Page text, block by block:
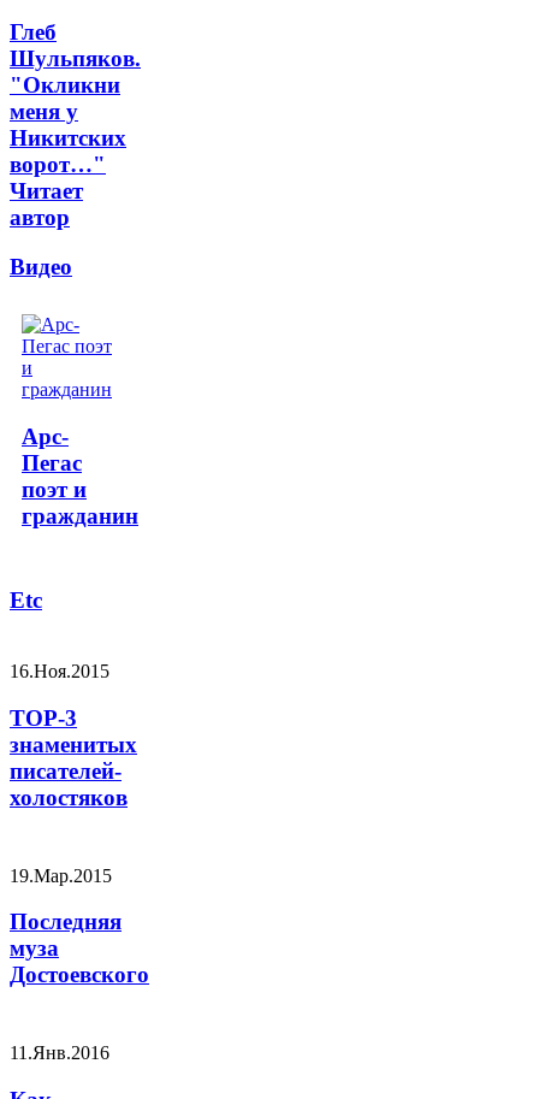
Глеб
Шульпяков.
"Окликни
меня у
Никитских
ворот…"
Читает
автор
Видео
Арс-
Пегас
поэт и
гражданин
Etc
16.Ноя.2015
TOP-3
знаменитых
писателей-
холостяков
19.Мар.2015
Последняя
муза
Достоевского
11.Янв.2016